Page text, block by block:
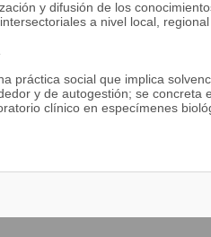
y difusión de los
a nivel local,
práctica social que implica
y de autogestión; se concreta
clínico en especímenes
los resultados e
personas que adolecen de alguna